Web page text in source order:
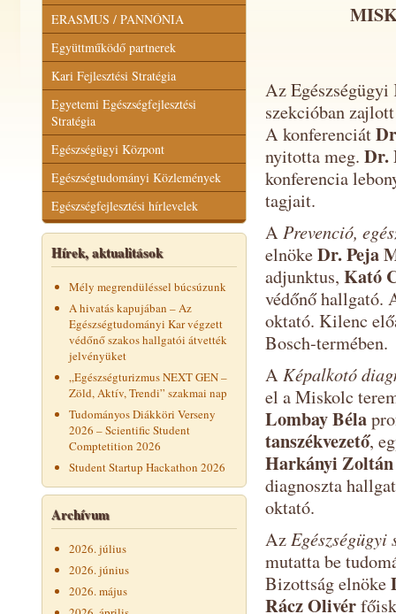
ERASMUS / PANNÓNIA
Együttműködő partnerek
Kari Fejlesztési Stratégia
Egyetemi Egészségfejlesztési
Stratégia
Egészségügyi Központ
Egészségtudományi Közlemények
Egészségfejlesztési hírlevelek
Hírek, aktualitások
Mély megrendüléssel búcsúzunk
A hivatás kapujában – Az
Egészségtudományi Kar végzett
védőnő szakos hallgatói átvették
jelvényüket
„Egészségturizmus NEXT GEN –
Zöld, Aktív, Trendi” szakmai nap
Tudományos Diákköri Verseny
2026 – Scientific Student
Comptetition 2026
Student Startup Hackathon 2026
Archívum
2026. július
2026. június
2026. május
Az
szekcióban
A konferenciát
nyitotta meg. Dr.
konferencia
tagjait.
A Prevenció,
elnökeDr. Peja
adjunktus, Kató
védőnő hallgató.
oktató. Kilenc
Bosch-termében.
A Képalkotó
el a Miskolc
Lombay Béla
tanszékvezető,
Harkányi Zoltán
diagnoszta
oktató.
Az
mutatta be
Bizottság elnöke
Rácz Olivér